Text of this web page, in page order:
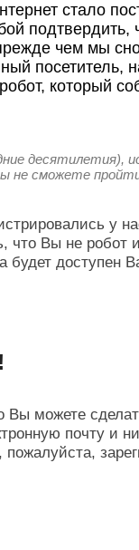
стало
чем мы
посетитель,
который
десятилетия),
не сможете
у
Вы не робот
будет
можете
почту и